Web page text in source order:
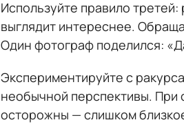
Используйте правило
выглядит интереснее.
Один фотограф поделился:
Экспериментируйте с
необычной перспективы.
осторожны — слишком